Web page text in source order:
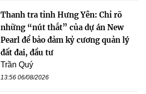
Thanh tra tỉnh Hưng Yên: Chỉ rõ
những “nút thắt” của dự án New
Pearl để bảo đảm kỷ cương quản lý
đất đai, đầu tư
Trần Quý
13:56 06/08/2026